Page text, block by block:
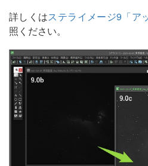
詳しくはステライメージ9「ア
照ください。